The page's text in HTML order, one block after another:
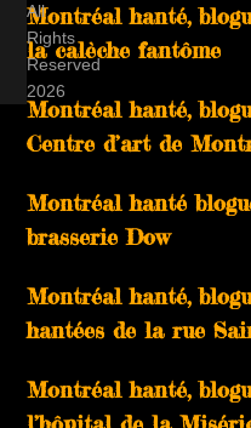
Montréal hanté,
la calèche fantôme
Montréal hanté,
Centre d’art de
Montréal hanté
brasserie Dow
Montréal hanté,
hantées de la rue
Montréal hanté,
All
Rights
Reserved
2026